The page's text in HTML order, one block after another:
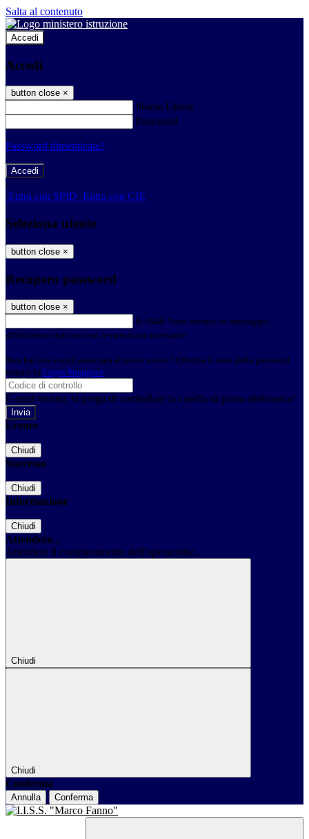
Salta al contenuto
Accedi
Accedi
button close ×
Nome Utente
Password
Password dimenticata?
-
Entra con SPID Entra con CIE
Seleziona utente
button close ×
Recupero password
button close ×
E-mail Verrà inviato un messaggio
all'indirizzo indicato con le istruzioni necessarie.
Non hai una e-mail associata al nome utente? Effettua il reset della password
tramite la Login Spaggiari
E-mail inviata, si prega di controllare la casella di posta elettronica!
Errore
Chiudi
Successo
Chiudi
Informazione
Chiudi
Attendere...
Attendere il completamento dell'operazione...
Chiudi
Chiudi
Conferma
Annulla Conferma